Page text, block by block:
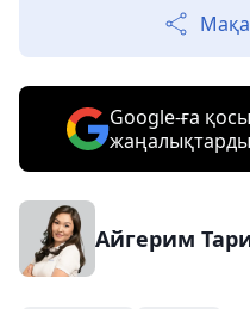
Google-ға
Айгерим